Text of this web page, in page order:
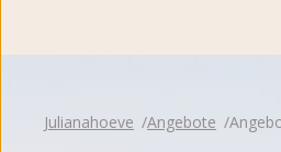
Julianahoeve Angebote